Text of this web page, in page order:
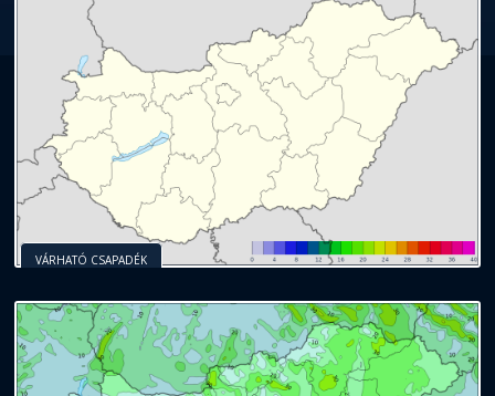
VÁRHATÓ CSAPADÉK